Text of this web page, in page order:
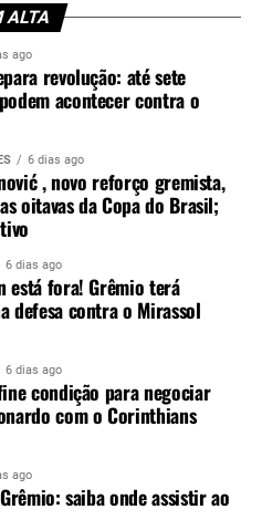
hora, comprometendo a
do confronto.
Filip Krovinović , novo
fora das oitavas da Copa do
Luís Castro analisa as
A tendência aponta para a
que disputa posição com
de Gustavo Martins. A
últimos treinamentos antes
gremista abre espaço para
em um confronto de
espera iniciar o mata-
para construir vantagem e
ALTA
ago
revolução: até sete
acontecer contra o
6 dias ago
, novo reforço gremista,
oitavas da Copa do Brasil;
6 dias ago
está fora! Grêmio terá
defesa contra o Mirassol
6 dias ago
condição para negociar
com o Corinthians
ago
saiba onde assistir ao